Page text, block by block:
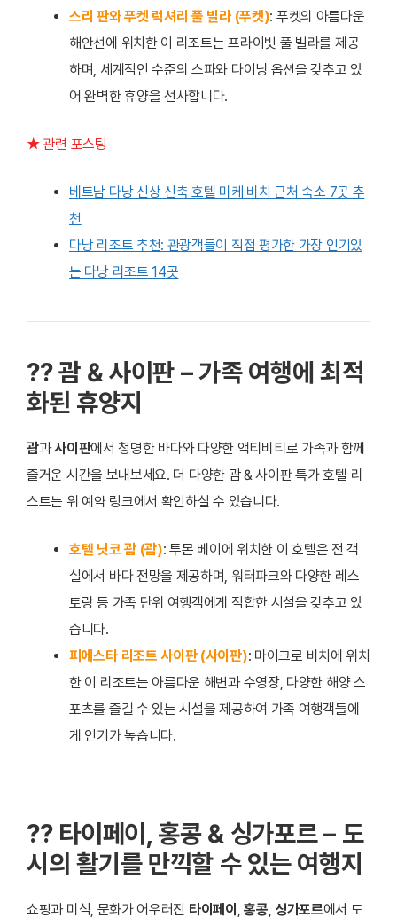
스리 판와 푸켓 럭셔리 풀 빌라 (푸켓): 푸켓의 아름다운
해안선에 위치한 이 리조트는 프라이빗 풀 빌라를 제공
하며, 세계적인 수준의 스파와 다이닝 옵션을 갖추고 있
어 완벽한 휴양을 선사합니다.
★ 관련 포스팅
베트남 다낭 신상 신축 호텔 미케 비치 근처 숙소 7곳 추
천
다낭 리조트 추천: 관광객들이 직접 평가한 가장 인기있
는 다낭 리조트 14곳
?? 괌 & 사이판 – 가족 여행에 최적
화된 휴양지
괌과사이판에서 청명한 바다와 다양한 액티비티로 가족과 함께
즐거운 시간을 보내보세요. 더 다양한 괌 & 사이판 특가 호텔 리
스트는 위 예약 링크에서 확인하실 수 있습니다.
호텔 닛코 괌 (괌): 투몬 베이에 위치한 이 호텔은 전 객
실에서 바다 전망을 제공하며, 워터파크와 다양한 레스
토랑 등 가족 단위 여행객에게 적합한 시설을 갖추고 있
습니다.
피에스타 리조트 사이판 (사이판): 마이크로 비치에 위치
한 이 리조트는 아름다운 해변과 수영장, 다양한 해양 스
포츠를 즐길 수 있는 시설을 제공하여 가족 여행객들에
게 인기가 높습니다.
?? 타이페이, 홍콩 & 싱가포르 – 도
시의 활기를 만끽할 수 있는 여행지
쇼핑과 미식, 문화가 어우러진 타이페이 ,홍콩, 싱가포르에서 도